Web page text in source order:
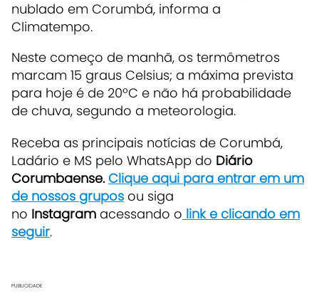
nublado em Corumbá, informa a
Climatempo.
Neste começo de manhã, os termômetros
marcam 15 graus Celsius; a máxima prevista
para hoje é de 20ºC e não há probabilidade
de chuva, segundo a meteorologia.
Receba as principais notícias de Corumbá,
Ladário e MS pelo WhatsApp do Diário
Corumbaense. Clique aqui para entrar em um
de nossos grupos ou siga
no Instagram acessando o link e clicando em
seguir.
PUBLICIDADE